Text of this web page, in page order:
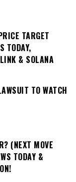
TARGET
TODAY,
& SOLANA
TO WATCH
(NEXT MOVE
TODAY &